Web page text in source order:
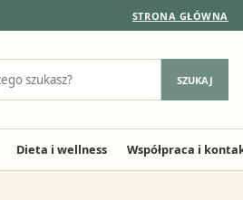
STRONA GŁÓWNA
SZUKAJ
Dieta i wellness Współpraca i